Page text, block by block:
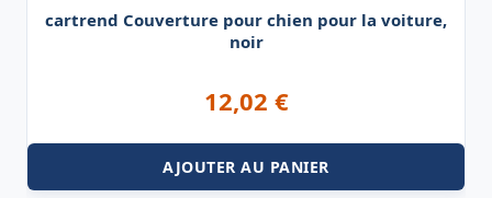
cartrend Couverture pour chien pour la voiture,
noir
12,02 €
AJOUTER AU PANIER